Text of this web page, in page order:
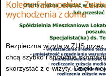
Kolejna fala upałów.
wychodzenia z domu
Bezpieczna wizyta w ZUS
chcą szybko i sprawnie
skorzystać z e-wizyty. Dzięki